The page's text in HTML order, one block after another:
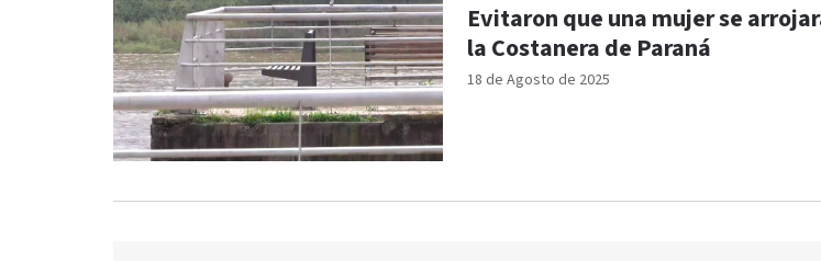
18 de Agosto de 2025
Evitaron que una mujer se
la Costanera de Paraná